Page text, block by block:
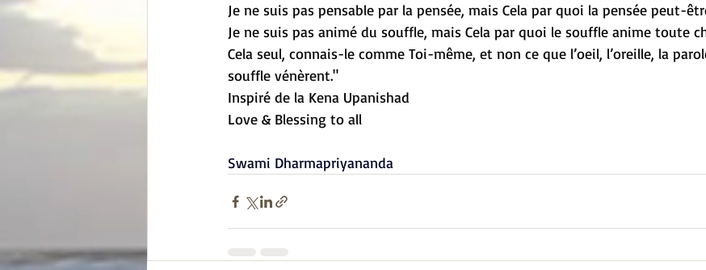
Je ne suis pas pensable par la pensée, mais Cela par quoi la pensée peut-
Je ne suis pas animé du souffle, mais Cela par quoi le souffle anime toute
Cela seul, connais-le comme Toi-même, et non ce que l’oeil, l’oreille, la
souffle vénèrent."
Inspiré de la Kena Upanishad
Love & Blessing to all
Swami Dharmapriyananda